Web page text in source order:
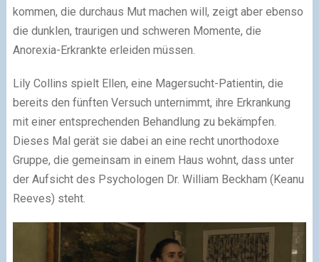
kommen, die durchaus Mut machen will, zeigt aber ebenso
die dunklen, traurigen und schweren Momente, die
Anorexia-Erkrankte erleiden müssen.
Lily Collins spielt Ellen, eine Magersucht-Patientin, die
bereits den fünften Versuch unternimmt, ihre Erkrankung
mit einer entsprechenden Behandlung zu bekämpfen.
Dieses Mal gerät sie dabei an eine recht unorthodoxe
Gruppe, die gemeinsam in einem Haus wohnt, dass unter
der Aufsicht des Psychologen Dr. William Beckham (Keanu
Reeves) steht.